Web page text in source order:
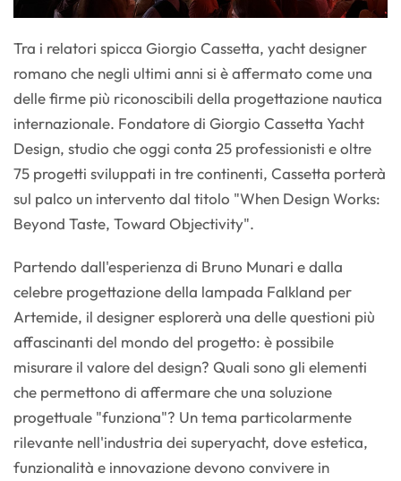
Tra i relatori spicca Giorgio Cassetta, yacht designer
romano che negli ultimi anni si è affermato come una
delle firme più riconoscibili della progettazione nautica
internazionale. Fondatore di Giorgio Cassetta Yacht
Design, studio che oggi conta 25 professionisti e oltre
75 progetti sviluppati in tre continenti, Cassetta porterà
sul palco un intervento dal titolo "When Design Works:
Beyond Taste, Toward Objectivity".
Partendo dall'esperienza di Bruno Munari e dalla
celebre progettazione della lampada Falkland per
Artemide, il designer esplorerà una delle questioni più
affascinanti del mondo del progetto: è possibile
misurare il valore del design? Quali sono gli elementi
che permettono di affermare che una soluzione
progettuale "funziona"? Un tema particolarmente
rilevante nell'industria dei superyacht, dove estetica,
funzionalità e innovazione devono convivere in